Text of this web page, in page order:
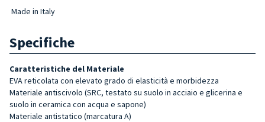
Made in Italy
Specifiche
Caratteristiche del Materiale
EVA reticolata con elevato grado di elasticità e morbidezza
Materiale antiscivolo (SRC, testato su suolo in acciaio e glicerina e
suolo in ceramica con acqua e sapone)
Materiale antistatico (marcatura A)